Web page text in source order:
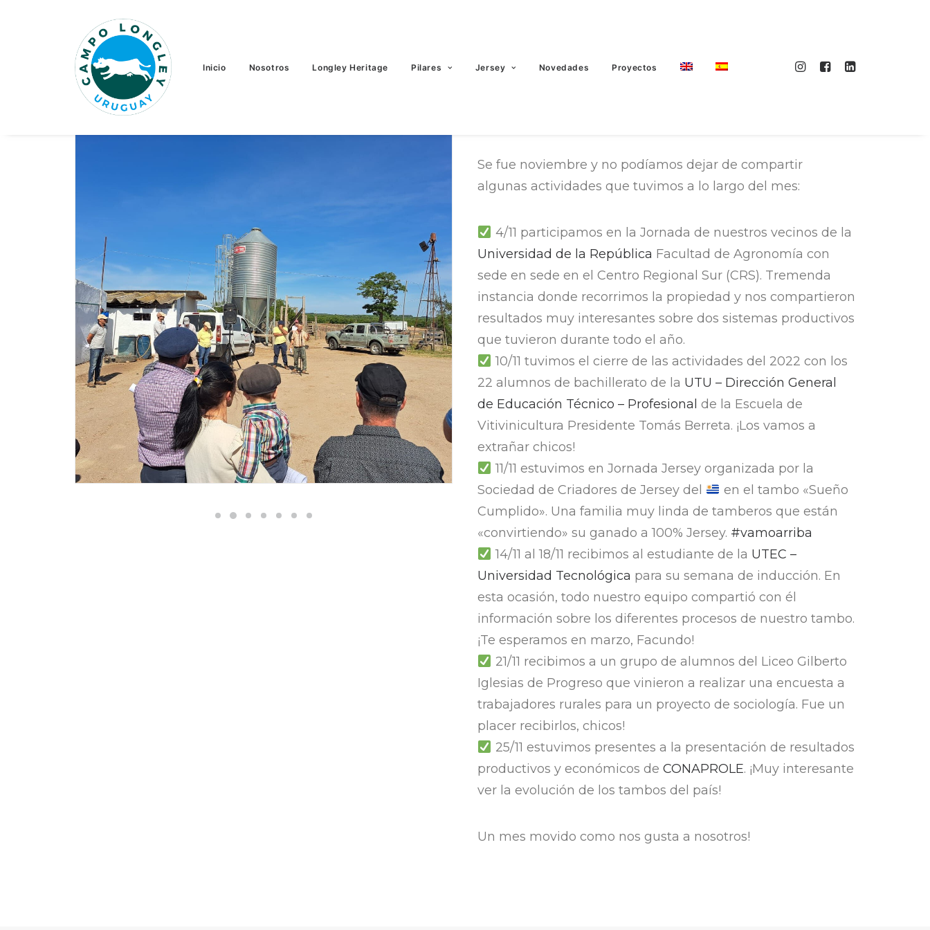
Inicio Nosotros Longley Heritage Pilares Jersey Novedades Proyectos
Se fue noviembre y no podíamos dejar de compartir
algunas actividades que tuvimos a lo largo del mes:
4/11 participamos en la Jornada de nuestros vecinos de la
Universidad de la República Facultad de Agronomía con
sede en sede en el Centro Regional Sur (CRS). Tremenda
instancia donde recorrimos la propiedad y nos compartieron
resultados muy interesantes sobre dos sistemas productivos
que tuvieron durante todo el año.
10/11 tuvimos el cierre de las actividades del 2022 con los
22 alumnos de bachillerato de la UTU – Dirección General
de Educación Técnico – Profesional de la Escuela de
Vitivinicultura Presidente Tomás Berreta. ¡Los vamos a
extrañar chicos!
11/11 estuvimos en Jornada Jersey organizada por la
Sociedad de Criadores de Jersey del
en el tambo «Sueño
Cumplido». Una familia muy linda de tamberos que están
«convirtiendo» su ganado a 100% Jersey. #vamoarriba
14/11 al 18/11 recibimos al estudiante de la UTEC –
Universidad Tecnológica para su semana de inducción. En
esta ocasión, todo nuestro equipo compartió con él
información sobre los diferentes procesos de nuestro tambo.
¡Te esperamos en marzo, Facundo!
21/11 recibimos a un grupo de alumnos del Liceo Gilberto
Iglesias de Progreso que vinieron a realizar una encuesta a
trabajadores rurales para un proyecto de sociología. Fue un
placer recibirlos, chicos!
25/11 estuvimos presentes a la presentación de resultados
productivos y económicos de CONAPROLE. ¡Muy interesante
ver la evolución de los tambos del país!
Un mes movido como nos gusta a nosotros!